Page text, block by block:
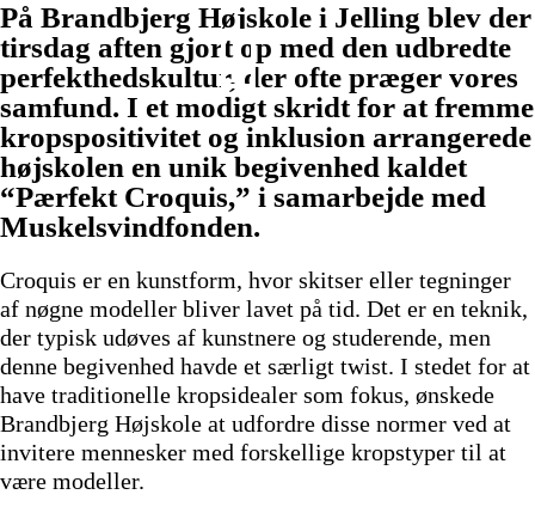
På Brandbjerg Højskole i Jelling blev der
tirsdag aften gjort op med den udbredte
perfekthedskultur, der ofte præger vores
samfund. I et modigt skridt for at fremme
kropspositivitet og inklusion arrangerede
højskolen en unik begivenhed kaldet
“Pærfekt Croquis,” i samarbejde med
Muskelsvindfonden.
Croquis er en kunstform, hvor skitser eller tegninger
af nøgne modeller bliver lavet på tid. Det er en teknik,
der typisk udøves af kunstnere og studerende, men
denne begivenhed havde et særligt twist. I stedet for at
have traditionelle kropsidealer som fokus, ønskede
Brandbjerg Højskole at udfordre disse normer ved at
invitere mennesker med forskellige kropstyper til at
være modeller.